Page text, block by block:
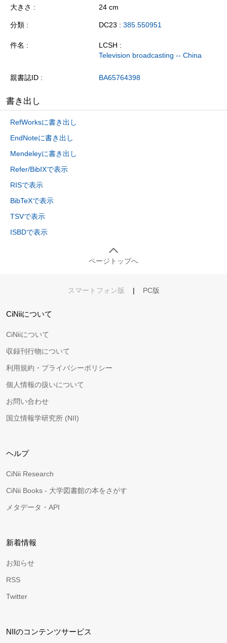
大きさ
24 cm
分類 DC23 : 385.550951
件名
LCSH :
Television broadcasting -- China
親書誌ID BA65764398
書き出し
RefWorksに書き出し
EndNoteに書き出し
Mendeleyに書き出し
Refer/BibIXで表示
RISで表示
BibTeXで表示
TSVで表示
ISBDで表示
ページトップへ
スマートフォン版 | PC版
CiNiiについて
CiNiiについて
収録刊行物について
利用規約・プライバシーポリシー
個人情報の扱いについて
お問い合わせ
国立情報学研究所 (NII)
ヘルプ
CiNii Research
CiNii Books - 大学図書館の本をさがす
メタデータ・API
新着情報
お知らせ
RSS
Twitter
NIIのコンテンツサービス